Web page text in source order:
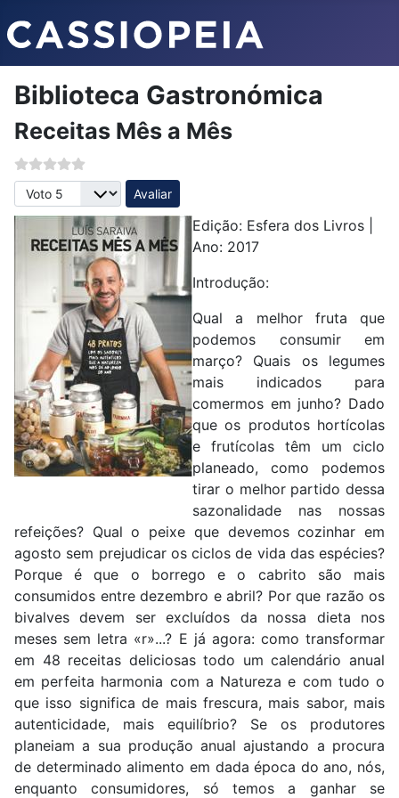
Biblioteca Gastronómica
Receitas Mês a Mês
Avalie, por favor
Edição: Esfera dos Livros |
Ano: 2017
Introdução:
Qual a melhor fruta que
podemos consumir em
março? Quais os legumes
mais indicados para
comermos em junho? Dado
que os produtos hortícolas
e frutícolas têm um ciclo
planeado, como podemos
tirar o melhor partido dessa
sazonalidade nas nossas
refeições? Qual o peixe que devemos cozinhar em
agosto sem prejudicar os ciclos de vida das espécies?
Porque é que o borrego e o cabrito são mais
consumidos entre dezembro e abril? Por que razão os
bivalves devem ser excluídos da nossa dieta nos
meses sem letra «r»...? E já agora: como transformar
em 48 receitas deliciosas todo um calendário anual
em perfeita harmonia com a Natureza e com tudo o
que isso significa de mais frescura, mais sabor, mais
autenticidade, mais equilíbrio? Se os produtores
planeiam a sua produção anual ajustando a procura
de determinado alimento em dada época do ano, nós,
enquanto consumidores, só temos a ganhar se